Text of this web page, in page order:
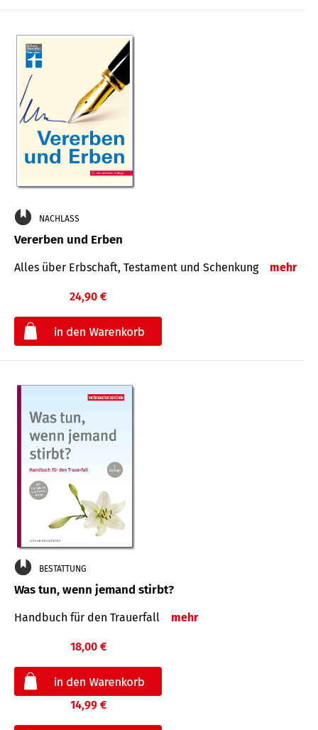
NACHLASS
Vererben und Erben
Alles über Erbschaft, Testament und Schenkung mehr
24,90 €
BESTATTUNG
Was tun, wenn jemand stirbt?
Handbuch für den Trauerfall mehr
18,00 €
14,99 €